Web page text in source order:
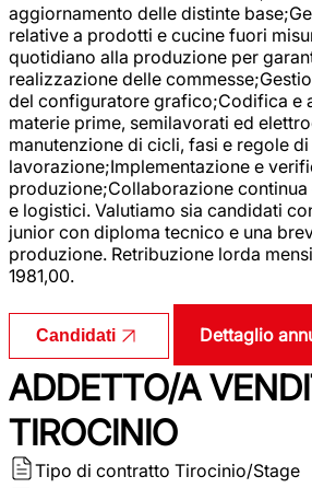
aggiornamento delle distinte
relative a prodotti e cucine fuori
quotidiano alla produzione per
realizzazione delle
del configuratore grafico;Codifica e
materie prime, semilavorati ed
manutenzione di cicli, fasi e regole di
lavorazione;Implementazione e
produzione;Collaborazione
e logistici. Valutiamo sia candidati
junior con diploma tecnico e una
produzione. Retribuzione lorda
1981,00.
Candidati Dettaglio
ADDETTO/A
TIROCINIO
Tipo di contratto Tirocinio/Stage